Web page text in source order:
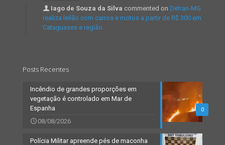
Iago de Souza da Silva commented on Detran-MG
realiza leilão com carros e motos a partir de R$ 300 em
Cataguases e região.
Posts Recentes
0
Incêndio de grandes proporções em
vegetação é controlado em Mar de
Espanha
08/08/2026
Polícia Militar apreende pés de maconha